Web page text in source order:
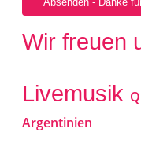
Wir freuen
Livemusik
Argentinien